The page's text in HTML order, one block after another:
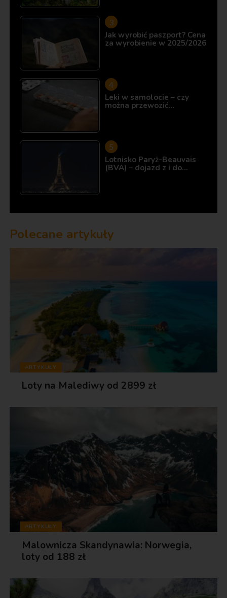
Jak wyrobić paszport? Cena
za wyrobienie w 2025/2026
Leki w samolocie – czy
można przewozić…
Lotnisko Paryż-Beauvais
(BVA) – dojazd z i do…
Polecane artykuły
ARTYKUŁY
Loty na Malediwy od 2899 zł
ARTYKUŁY
Malownicza Skandynawia: Norwegia,
loty od 188 zł